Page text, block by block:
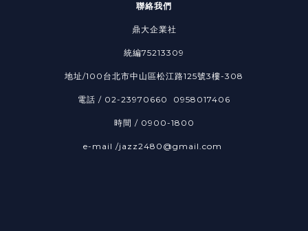
聯絡我們
鼎大企業社
統編75213309
地址/100台北市中山區松江路125號3樓-308
電話 / 02-23970660 0958017406
時間 / 0900-1800
e-mail /jazz2480@gmail.com